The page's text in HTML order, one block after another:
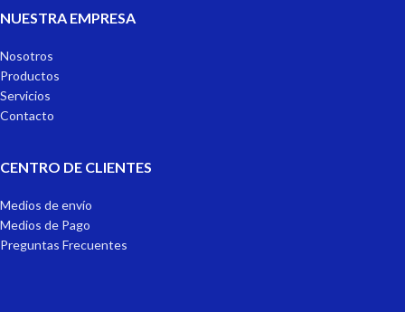
NUESTRA EMPRESA
Nosotros
Productos
Servicios
Contacto
CENTRO DE CLIENTES
Medios de envío
Medios de Pago
Preguntas Frecuentes